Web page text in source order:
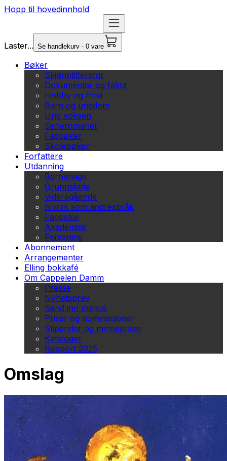
Hopp til hovedinnhold
Laster... Se handlekurv - 0 vare
Bøker
Skjønnlitteratur
Dokumentar og fakta
Hobby og fritid
Barn og ungdom
Ung voksen
Serieromaner
Fagbøker
Skolebøker
Forfattere
Utdanning
Barnehage
Grunnskole
Videregående
Norsk som andrespråk
Fagskole
Akademisk
Forskning
Abonnement
Arrangementer
Elling bokkafé
Om Cappelen Damm
Presse
Nyhetsbrev
Send inn manus
Priser og nominasjoner
Stipender og minnepriser
Kataloger
Rapport 2025
Omslag